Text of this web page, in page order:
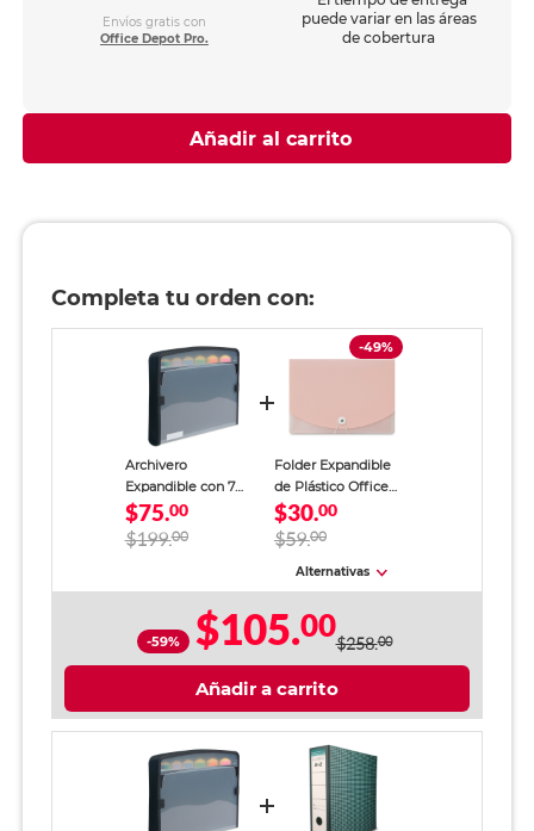
Envíos gratis con
Office Depot Pro.
puede variar en las áreas
de cobertura
Añadir al carrito
Completa tu orden con:
Archivero
Expandible con 7
Divisiones Office
Depot Tamaño Carta
Negro
$75.00
$199.00
-49%
Folder Expandible
de Plástico Office
Depot 3 divisiones
Carta Colores 1 pieza
$30.00
$59.00
Alternativas
-59% $105.00$258.00
Añadir a carrito